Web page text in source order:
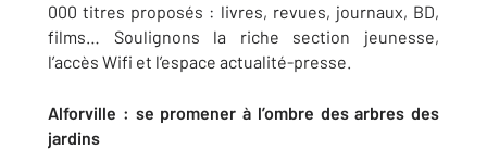
000 titres proposés : livres, revues, journaux, BD,
films… Soulignons la riche section jeunesse,
l’accès Wifi et l’espace actualité-presse.
Alforville : se promener à l’ombre des arbres des
jardins